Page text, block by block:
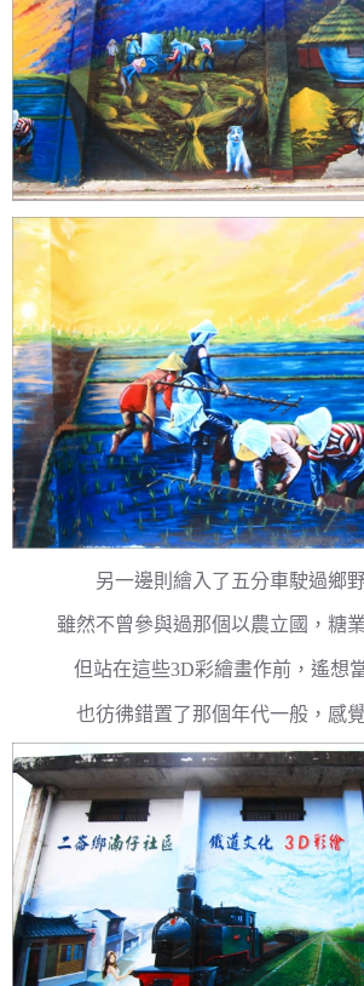
另一邊則繪入了五分車駛過鄉
雖然不曾參與過那個以農立國，糖
但站在這些3D彩繪畫作前，遙想
也彷彿錯置了那個年代一般，感